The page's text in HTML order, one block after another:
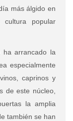
más álgido en
popular
arrancado la
especialmente
caprinos y
de este núcleo,
la amplia
también se han